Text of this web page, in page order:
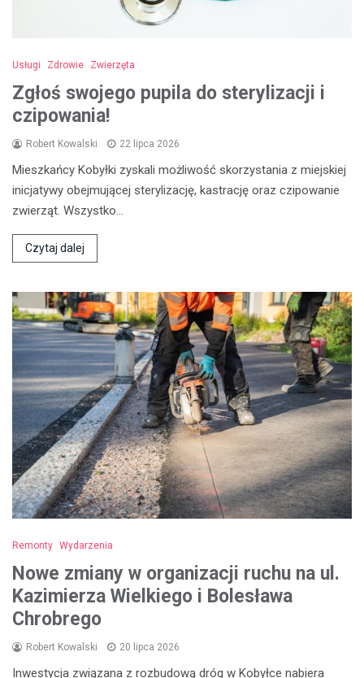
Usługi Zdrowie Zwierzęta
Zgłoś swojego pupila do sterylizacji i
czipowania!
Robert Kowalski 22 lipca 2026
Mieszkańcy Kobyłki zyskali możliwość skorzystania z miejskiej
inicjatywy obejmującej sterylizację, kastrację oraz czipowanie
zwierząt. Wszystko…
Czytaj dalej
Remonty Wydarzenia
Nowe zmiany w organizacji ruchu na ul.
Kazimierza Wielkiego i Bolesława
Chrobrego
Robert Kowalski 20 lipca 2026
Inwestycja związana z rozbudową dróg w Kobyłce nabiera